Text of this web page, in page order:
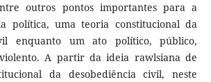
outros pontos importantes para a
política, uma teoria constitucional da
enquanto um ato político, público,
A partir da ideia rawlsiana de
da desobediência civil, neste